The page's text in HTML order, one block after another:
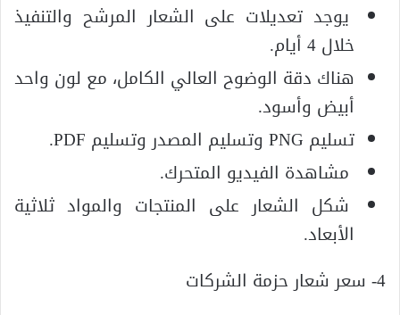
يوجد تعديلات على الشعار المرشح والتنفيذ
خلال 4 أيام.
هناك دقة الوضوح العالي الكامل، مع لون واحد
أبيض وأسود.
تسليم PNG وتسليم المصدر وتسليم PDF.
مشاهدة الفيديو المتحرك.
شكل الشعار على المنتجات والمواد ثلاثية
الأبعاد.
4- سعر شعار حزمة الشركات